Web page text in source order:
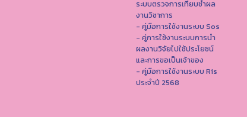
ระบบตรวจการเทียบซ้ำผล
งานวิชาการ
- คู่มือการใช้งานระบบ Sos
- คู่การใช้งานระบบการนำ
ผลงานวิจัยไปใช้ประโยชน์
และการขอเป็นเจ้าของ
- คู่มือการใช้งานระบบ Ris
ประจำปี 2568